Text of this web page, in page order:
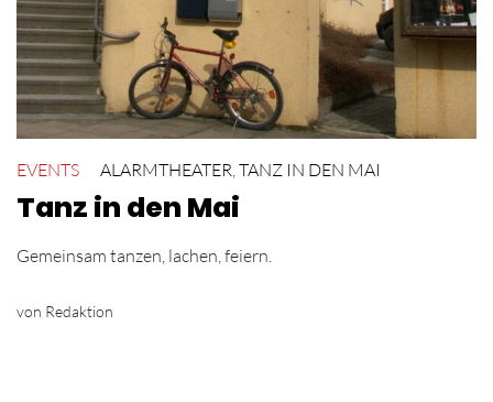
EVENTS ALARMTHEATER TANZ IN DEN MAI
Tanz in den Mai
Gemeinsam tanzen, lachen, feiern.
von Redaktion